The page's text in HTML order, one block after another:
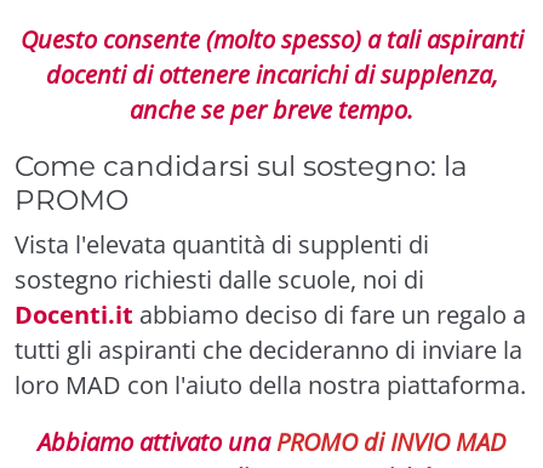
Questo consente (molto spesso) a tali aspiranti
docenti di ottenere incarichi di supplenza,
anche se per breve tempo.
Come candidarsi sul sostegno: la
PROMO
Vista l'elevata quantità di supplenti di
sostegno richiesti dalle scuole, noi di
Docenti.it abbiamo deciso di fare un regalo a
tutti gli aspiranti che decideranno di inviare la
loro MAD con l'aiuto della nostra piattaforma.
Abbiamo attivato unaPROMO di INVIO MAD